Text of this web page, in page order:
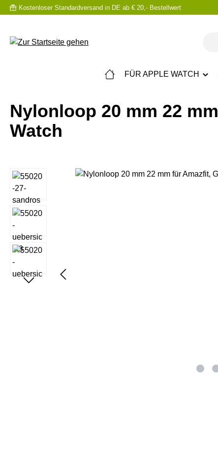
Hauptinhalt springen
Zur Suche springen
Zur Hauptnavigation springen
Kostenloser Standardversand in DE ab € 20,- Bestellwert
FÜR APPLE WATCH
Nylonloop 20 mm 22
Watch
Bildergalerie überspringen